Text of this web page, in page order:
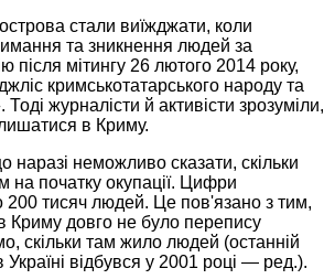
стали виїжджати, коли
та зникнення людей за
після мітингу 26 лютого 2014 року,
кримськотатарського народу та
журналісти й активісти зрозуміли,
в Криму.
наразі неможливо сказати, скільки
на початку окупації. Цифри
200 тисяч людей. Це пов'язано з тим,
Криму довго не було перепису
скільки там жило людей (останній
відбувся у 2001 році — ред.).